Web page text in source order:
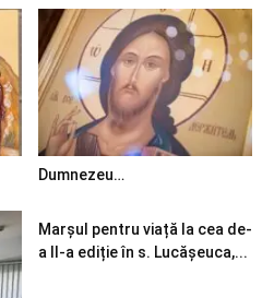
Dumnezeu…
Marșul pentru viață la cea de-
a II-a ediție în s. Lucășeuca,...